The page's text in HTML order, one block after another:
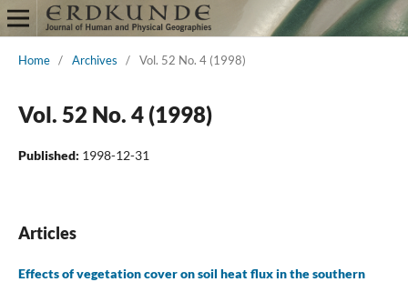
Home / Archives / Vol. 52 No. 4 (1998)
Vol. 52 No. 4 (1998)
Published: 1998-12-31
Articles
Effects of vegetation cover on soil heat flux in the southern